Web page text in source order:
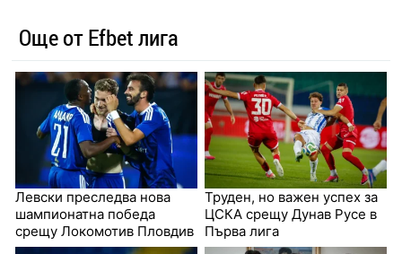
Още от Efbet лига
Левски преследва нова
шампионатна победа
срещу Локомотив Пловдив
Труден, но важен успех за
ЦСКА срещу Дунав Русе в
Първа лига